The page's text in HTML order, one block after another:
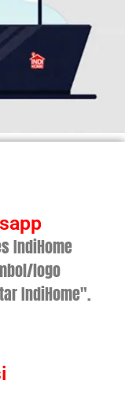
IndiHome
logo
IndiHome".